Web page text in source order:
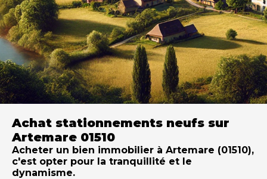
Achat stationnements neufs sur
Artemare 01510
Acheter un bien immobilier à Artemare (01510),
c'est opter pour la tranquillité et le
dynamisme.